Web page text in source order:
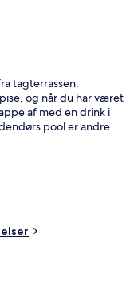
tagterrassen.
og når du har været
af med en drink i
pool er andre